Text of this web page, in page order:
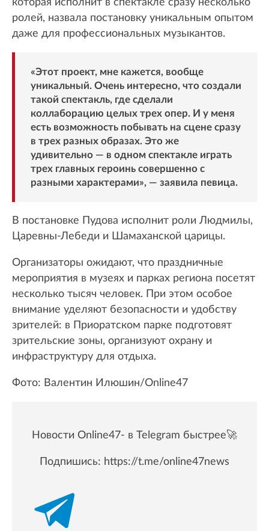
которая исполнит в спектакле сразу несколько
ролей, назвала постановку уникальным опытом
даже для профессиональных музыкантов.
«Этот проект, мне кажется, вообще
уникальный. Очень интересно, что создали
такой спектакль, где сделали
коллаборацию целых трех опер. И у меня
есть возможность побывать на сцене сразу
в трех разных образах. Это же
удивительно — в одном спектакле играть
трех главных героинь совершенно с
разными характерами», — заявила певица.
В постановке Пудова исполнит роли Людмилы,
Царевны-Лебеди и Шамаханской царицы.
Организаторы ожидают, что праздничные
мероприятия в музеях и парках региона посетят
несколько тысяч человек. При этом особое
внимание уделяют безопасности и удобству
зрителей: в Приоратском парке подготовят
зрительские зоны, организуют охрану и
инфраструктуру для отдыха.
Фото: Валентин Илюшин/Online47
Новости Online47- в Telegram быстрее🚀
Подпишись: https://t.me/online47news